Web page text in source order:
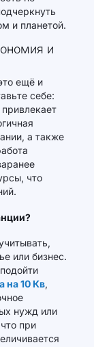
и планетой.
и
ещё и
себе:
а также
что
или бизнес.
на 10 Кв,
нужд или
при